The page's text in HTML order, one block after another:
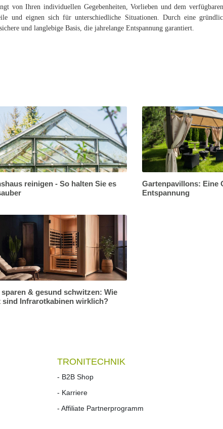
von Ihren individuellen Gegebenheiten, Vorlieben und dem
und eignen sich für unterschiedliche Situationen. Durch eine
und langlebige Basis, die jahrelange Entspannung garantiert.
reinigen - So halten Sie es
Gartenpavillons: Eine
Entspannung
sparen & gesund schwitzen: Wie
sind Infrarotkabinen wirklich?
TRONITECHNIK
- B2B Shop
- Karriere
- Affiliate Partnerprogramm